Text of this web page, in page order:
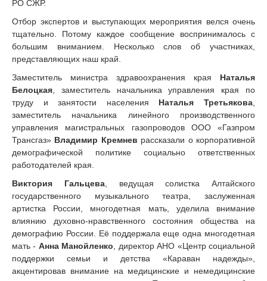
РО СЖР.
Отбор экспертов и выступающих мероприятия велся очень
тщательно. Потому каждое сообщение воспринималось с
большим вниманием. Несколько слов об участниках,
представляющих наш край.
Заместитель министра здравоохранения края Наталья
Белоцкая , заместитель начальника управления края по
труду и занятости населения Наталья Третьякова
заместитель начальника линейного производственного
управления магистральных газопроводов ООО «Газпром
Трансгаз» Владимир Кремнев рассказали о корпоративной
демографической политике социально ответственных
работодателей края.
Виктория Гальцева, ведущая солистка Алтайского
государственного музыкального театра, заслуженная
артистка России, многодетная мать, уделила внимание
влиянию духовно-нравственного состояния общества на
демографию России. Её поддержала еще одна многодетная
мать - Анна Манойленко , директор АНО «Центр социальной
поддержки семьи и детства «Караван надежды»,
акцентировав внимание на медицинские и немедицинские